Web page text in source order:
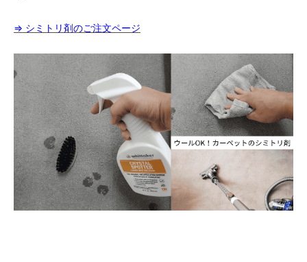
⇒ シミトリ剤のご注文ページ